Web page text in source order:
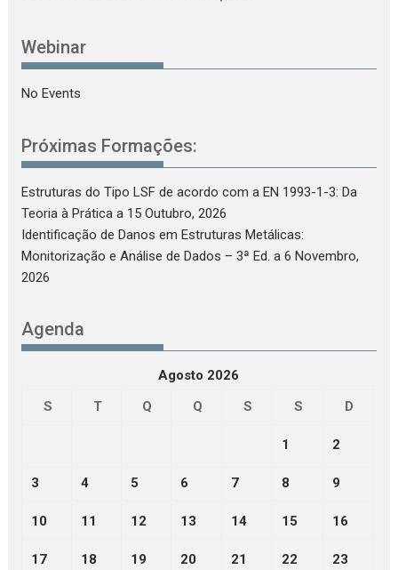
Webinar
No Events
Próximas Formações:
Estruturas do Tipo LSF de acordo com a EN 1993-1-3: Da
Teoria à Prática a 15 Outubro, 2026
Identificação de Danos em Estruturas Metálicas:
Monitorização e Análise de Dados – 3ª Ed. a 6 Novembro,
2026
Agenda
Agosto 2026
S
T Q Q S S D
1 2
3 4 5 6 7 8 9
10 11 12 13 14 15 16
17 18 19 20 21 22 23